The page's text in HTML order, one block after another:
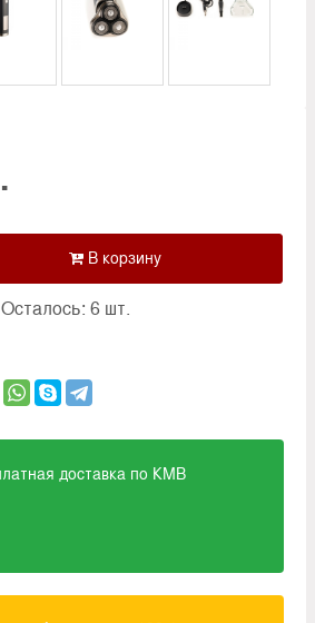
Осталось: 6 шт.
доставка по КМВ